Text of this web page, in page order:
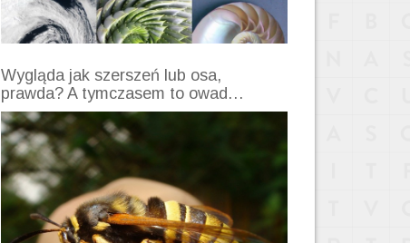
Wygląda jak szerszeń lub osa,
prawda? A tymczasem to owad…